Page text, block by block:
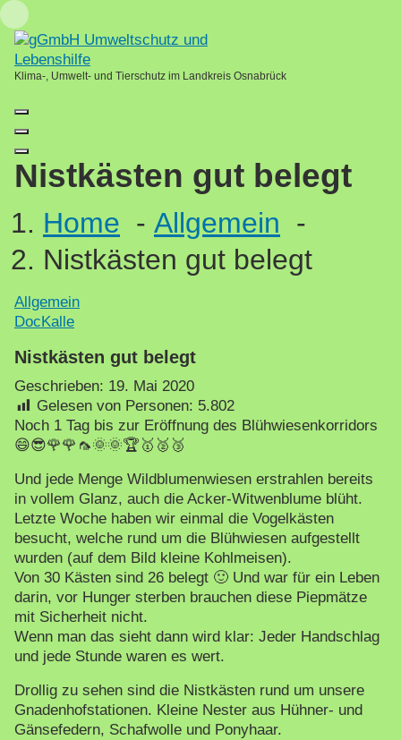
Skip
to
content
Loading...
Klima-, Umwelt- und Tierschutz im Landkreis Osnabrück
Nistkästen gut belegt
Home - Allgemein -
Nistkästen gut belegt
Allgemein
DocKalle
Nistkästen gut belegt
Geschrieben: 19. Mai 2020
Gelesen von Personen: 5.802
Noch 1 Tag bis zur Eröffnung des Blühwiesenkorridors
😄😎🌹🌹🦟🌞🌞🏆🥇🥈🥉
Und jede Menge Wildblumenwiesen erstrahlen bereits
in vollem Glanz, auch die Acker-Witwenblume blüht.
Letzte Woche haben wir einmal die Vogelkästen
besucht, welche rund um die Blühwiesen aufgestellt
wurden (auf dem Bild kleine Kohlmeisen).
Von 30 Kästen sind 26 belegt 🙂 Und war für ein Leben
darin, vor Hunger sterben brauchen diese Piepmätze
mit Sicherheit nicht.
Wenn man das sieht dann wird klar: Jeder Handschlag
und jede Stunde waren es wert.
Drollig zu sehen sind die Nistkästen rund um unsere
Gnadenhofstationen. Kleine Nester aus Hühner- und
Gänsefedern, Schafwolle und Ponyhaar.